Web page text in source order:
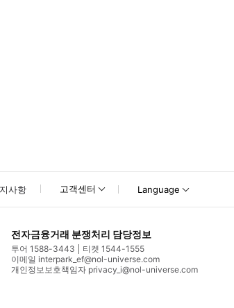
사항 고객센터 Language
전자금융거래 분쟁처리 담당정보
투어 1588-3443
티켓 1544-1555
이메일 interpark_ef@nol-universe.com
개인정보보호책임자 privacy_i@nol-universe.com